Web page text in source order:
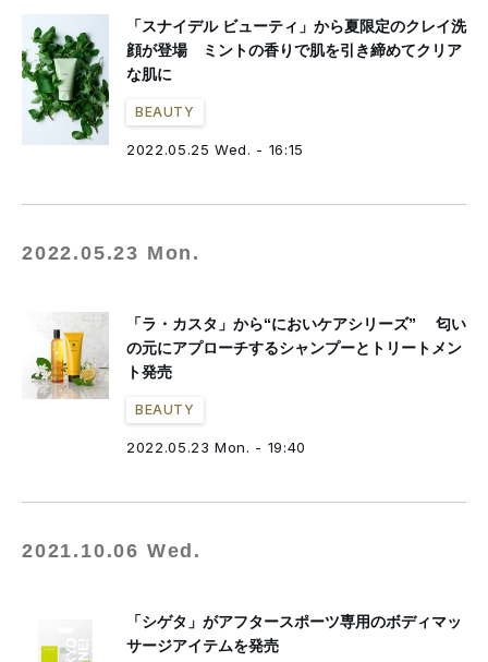
「スナイデル ビューティ」から夏限定のクレイ洗
顔が登場 ミントの香りで肌を引き締めてクリア
な肌に
BEAUTY
2022.05.25 Wed. - 16:15
2022.05.23 Mon.
「ラ・カスタ」から“においケアシリーズ” 匂い
の元にアプローチするシャンプーとトリートメン
ト発売
BEAUTY
2022.05.23 Mon. - 19:40
2021.10.06 Wed.
「シゲタ」がアフタースポーツ専用のボディマッ
サージアイテムを発売